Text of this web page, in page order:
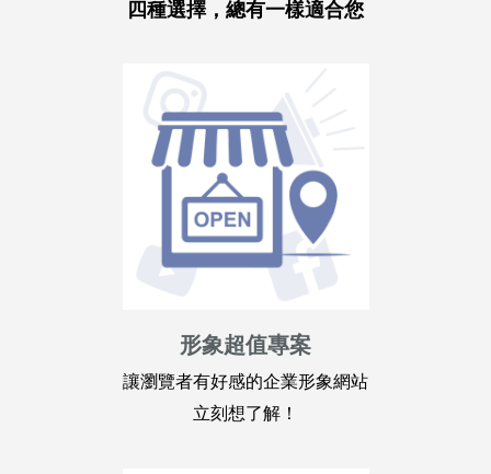
四種選擇，總有一樣適合您
形象超值專案
讓瀏覽者有好感的企業形象網站
立刻想了解！